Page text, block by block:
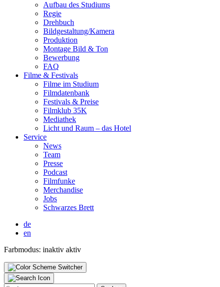
Auf­bau des Stu­di­ums
Regie
Dreh­buch
Bildgestaltung/​​Kamera
Pro­duk­ti­on
Mon­ta­ge Bild & Ton
Bewer­bung
FAQ
Fil­me & Fes­ti­vals
Fil­me im Stu­di­um
Film­da­ten­bank
Fes­ti­vals & Prei­se
Film­klub 35K
Media­thek
Licht und Raum – das Hotel
Ser­vice
News
Team
Pres­se
Pod­cast
Film­fun­ke
Mer­chan­di­se
Jobs
Schwar­zes Brett
de
en
Farbmodus: inaktiv aktiv